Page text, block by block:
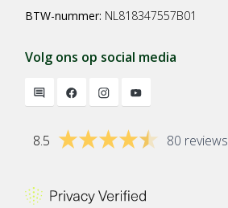
BTW-nummer: NL818347557B01
Volg ons op social media
8.5 80 reviews